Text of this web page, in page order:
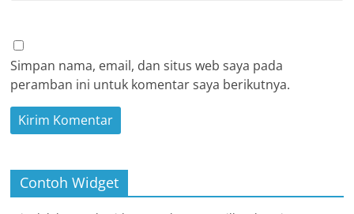
Simpan nama, email, dan situs web saya pada
peramban ini untuk komentar saya berikutnya.
Contoh Widget